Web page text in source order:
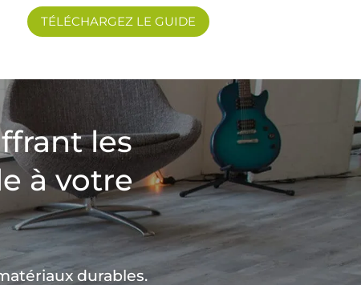
TÉLÉCHARGEZ LE GUIDE
les
à votre
durables.